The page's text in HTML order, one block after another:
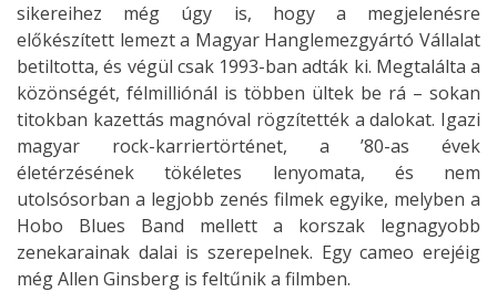
sikereihez még úgy is, hogy a megjelenésre
előkészített lemezt a Magyar Hanglemezgyártó Vállalat
betiltotta, és végül csak 1993-ban adták ki. Megtalálta a
közönségét, félmilliónál is többen ültek be rá – sokan
titokban kazettás magnóval rögzítették a dalokat. Igazi
magyar rock-karriertörténet, a ’80-as évek
életérzésének tökéletes lenyomata, és nem
utolsósorban a legjobb zenés filmek egyike, melyben a
Hobo Blues Band mellett a korszak legnagyobb
zenekarainak dalai is szerepelnek. Egy cameo erejéig
még Allen Ginsberg is feltűnik a filmben.